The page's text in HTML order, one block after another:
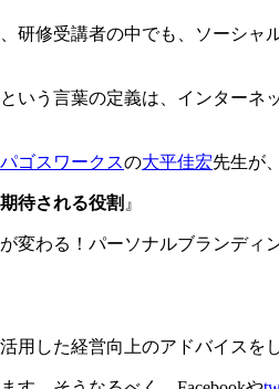
研修受講者の中でも、ソーシ
いう言葉の定義は、インターネ
ゴスワークスの大平佳宏先生が
待される役割 』
わる！パーソナルブランディ
用した経営向上のアドバイスを